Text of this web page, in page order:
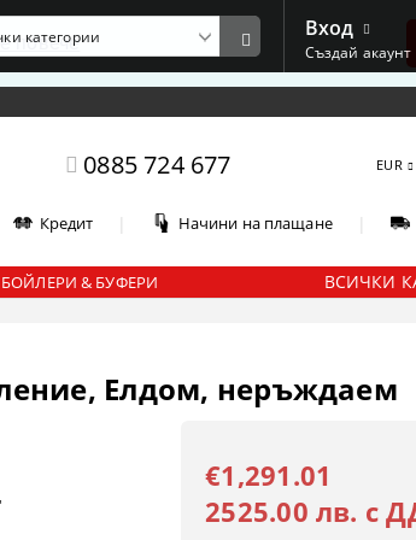
повече
0885 724 677 EUR
Кредит Начини на плащане
Вход
Създай акаунт
БОЙЛЕРИ & БУФЕРИ ВСИЧКИ
Елдом, неръждаем
€1,291.01
2525.00 лв. с